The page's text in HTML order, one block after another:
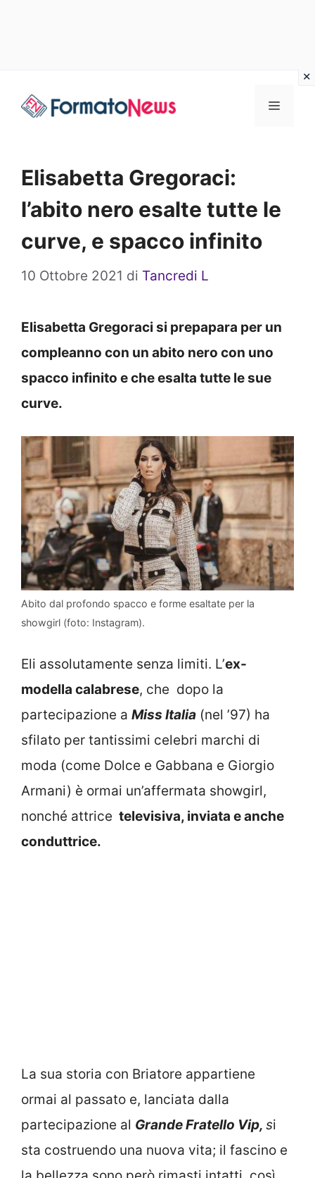
Menu
Elisabetta Gregoraci:
l’abito nero esalte tutte le
curve, e spacco infinito
10 Ottobre 2021 di Tancredi L
Elisabetta Gregoraci si prepapara per un
compleanno con un abito nero con uno
spacco infinito e che esalta tutte le sue
curve.
Abito dal profondo spacco e forme esaltate per la
showgirl (foto: Instagram).
Eli assolutamente senza limiti. L’ex-
modella calabrese, che dopo la
partecipazione a Miss Italia (nel ’97) ha
sfilato per tantissimi celebri marchi di
moda (come Dolce e Gabbana e Giorgio
Armani) è ormai un’affermata showgirl,
nonché attrice televisiva, inviata e anche
conduttrice.
La sua storia con Briatore appartiene
ormai al passato e, lanciata dalla
partecipazione al Grande Fratello Vip, si
sta costruendo una nuova vita; il fascino e